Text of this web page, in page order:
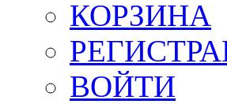
КОРЗИНА
ВОЙТИ